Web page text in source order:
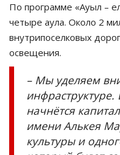
По программе «Ауыл –
четыре аула. Около 2
внутрипоселковых
освещения.
– Мы уделяем
начнётся
имени Алькея
культуры и